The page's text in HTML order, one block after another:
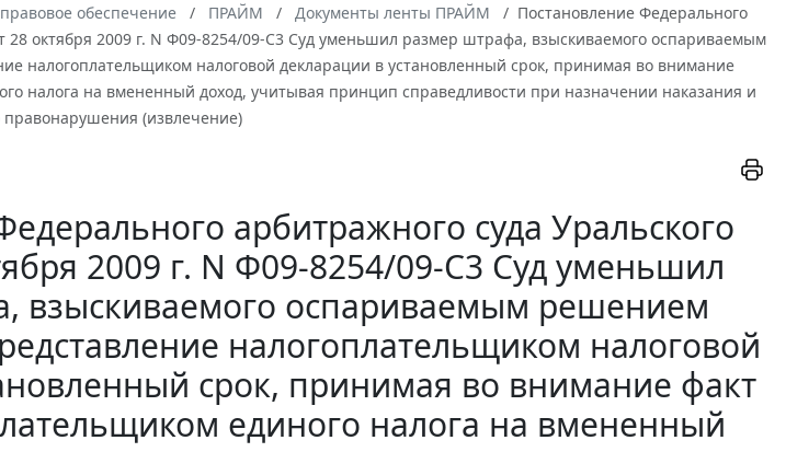
обеспечение ПРАЙМ Документы ленты ПРАЙМ
Постановление Федерального
28 октября 2009 г. N Ф09-8254/09-С3 Суд уменьшил размер штрафа, взыскиваемого оспариваемым
налогоплательщиком налоговой декларации в установленный срок, принимая во внимание
налога на вмененный доход, учитывая принцип справедливости при назначении наказания и
правонарушения (извлечение)
арбитражного суда Уральского
2009 г. N Ф09-8254/09-С3 Суд уменьшил
взыскиваемого оспариваемым решением
налогоплательщиком налоговой
срок, принимая во внимание факт
единого налога на вмененный